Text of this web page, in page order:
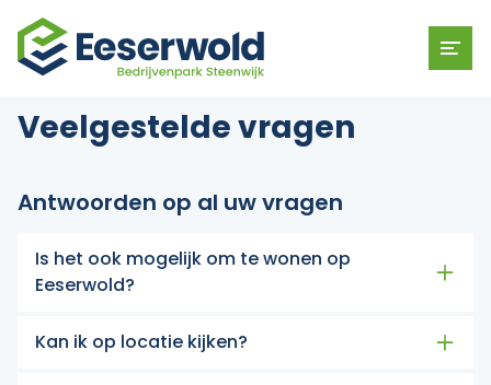
Veelgestelde vragen
Antwoorden op al uw vragen
Is het ook mogelijk om te wonen op
Eeserwold?
Kan ik op locatie kijken?